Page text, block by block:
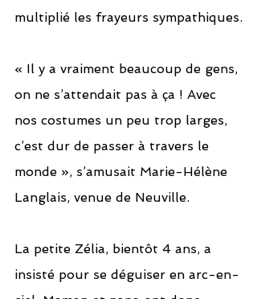
multiplié les frayeurs sympathiques.
« Il y a vraiment beaucoup de gens,
on ne s’attendait pas à ça ! Avec
nos costumes un peu trop larges,
c’est dur de passer à travers le
monde », s’amusait Marie-Hélène
Langlais, venue de Neuville.
La petite Zélia, bientôt 4 ans, a
insisté pour se déguiser en arc-en-